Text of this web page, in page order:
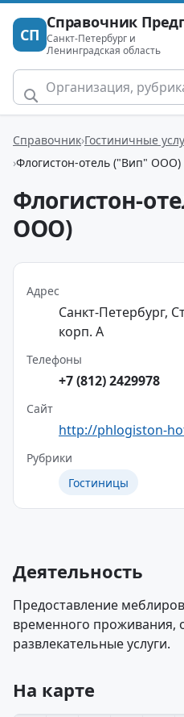
СП
Справочник
Санкт-Петербург и
Ленинградская область
Справочник Гостиничные
Флогистон-отель ("Вип" ООО)
Флогистон-
ООО)
Адрес
Санкт-Петербург,
корп. А
Телефоны
+7 (812) 2429978
Сайт
http://phlogiston-
Рубрики
Гостиницы
Деятельность
Предоставление
временного проживания,
развлекательные услуги.
На карте